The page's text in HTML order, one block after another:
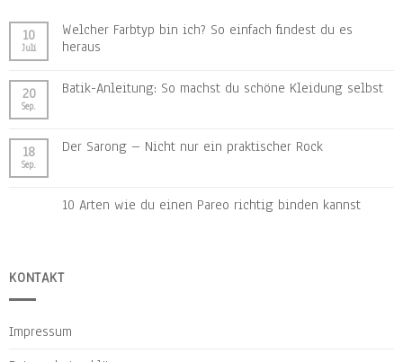
10
Juli
Welcher Farbtyp bin ich? So einfach findest du es
heraus
20
Sep.
Batik-Anleitung: So machst du schöne Kleidung selbst
18
Sep.
Der Sarong – Nicht nur ein praktischer Rock
10 Arten wie du einen Pareo richtig binden kannst
KONTAKT
Impressum